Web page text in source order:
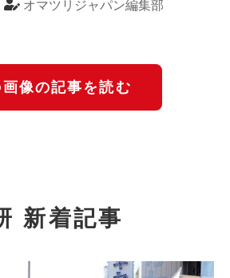
オマツリジャパン編集部
画像の記事を読む
新着記事